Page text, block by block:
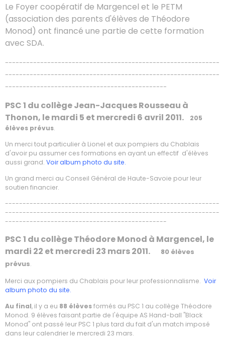
Le Foyer coopératif de Margencel et le PETM
(association des parents d'élèves de Théodore
Monod) ont financé une partie de cette formation
avec SDA.
-------------------------------------------------------------
-------------------------------------------------------------
----------------------------------------------
PSC 1 du collège Jean-Jacques Rousseau à
Thonon, le mardi 5 et mercredi 6 avril 2011.
205
élèves prévus.
Un merci tout particulier à Lionel et aux pompiers du Chablais
d'avoir pu assumer ces formations en ayant un effectif d'élèves
aussi grand. Voir album photo du site.
Un grand merci au Conseil Général de Haute-Savoie pour leur
soutien financier.
-------------------------------------------------------------
-------------------------------------------------------------
----------------------------------------------
PSC 1 du collège Théodore Monod à Margencel, le
mardi 22 et mercredi 23 mars 2011.
80 élèves
prévus.
Merci aux pompiers du Chablais pour leur professionnalisme. Voir
album photo du site.
Au final, il y a eu 88 élèvesformés au PSC 1 au collège Théodore
Monod. 9 élèves faisant partie de l'équipe AS Hand-ball "Black
Monod" ont passé leur PSC 1 plus tard du fait d'un match imposé
dans leur calendrier le mercredi 23 mars.